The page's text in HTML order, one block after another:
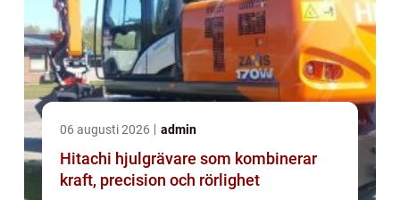
06 augusti 2026 admin
Hitachi hjulgrävare som kombinerar
kraft, precision och rörlighet